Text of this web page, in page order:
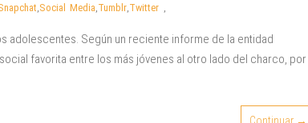
,Social Media,Tumblr,Twitter ,
adolescentes. Según un reciente informe de la entidad
favorita entre los más jóvenes al otro lado del charco, por